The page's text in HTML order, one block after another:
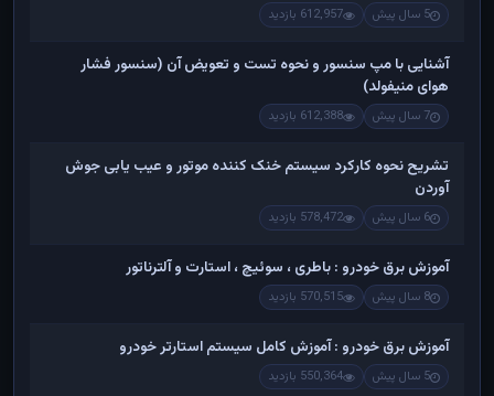
5 سال پیش 612,957 بازدید
آشنایی با مپ سنسور و نحوه تست و تعویض آن (سنسور فشار
هوای منیفولد)
7 سال پیش 612,388 بازدید
تشریح نحوه کارکرد سیستم خنک کننده موتور و عیب یابی جوش
آوردن
6 سال پیش 578,472 بازدید
آموزش برق خودرو : باطری ، سوئیچ ، استارت و آلترناتور
8 سال پیش 570,515 بازدید
آموزش برق خودرو : آموزش کامل سیستم استارتر خودرو
5 سال پیش 550,364 بازدید